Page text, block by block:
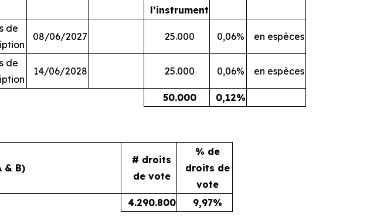
l’instrument
de
08/06/2027 25.000 0,06% en espèces
de
14/06/2028 25.000 0,06% en espèces
50.000 0,12%
& B)
# droits
de vote
% de
droits de
vote
4.290.800
9,97%